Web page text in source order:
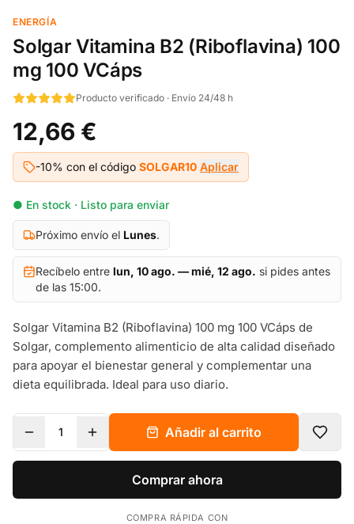
ENERGÍA
Solgar Vitamina B2 (Riboflavina) 100
mg 100 VCáps
Producto verificado · Envío 24/48 h
12,66 €
-10% con el código SOLGAR10 Aplicar
● En stock · Listo para enviar
Próximo envío el Lunes.
Recíbelo entre lun, 10 ago. — mié, 12 ago. si pides antes
de las 15:00.
Solgar Vitamina B2 (Riboflavina) 100 mg 100 VCáps de
Solgar, complemento alimenticio de alta calidad diseñado
para apoyar el bienestar general y complementar una
dieta equilibrada. Ideal para uso diario.
1 Añadir al carrito
Comprar ahora
COMPRA RÁPIDA CON